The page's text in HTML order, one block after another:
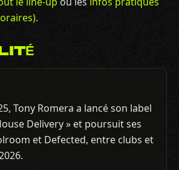
.
Tony Romera a lancé son label
Delivery » et poursuit ses
et Defected, entre clubs et